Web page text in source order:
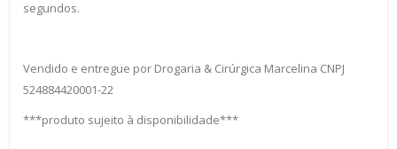
segundos.
Vendido e entregue por Drogaria & Cirúrgica Marcelina CNPJ
524884420001-22
***produto sujeito à disponibilidade***